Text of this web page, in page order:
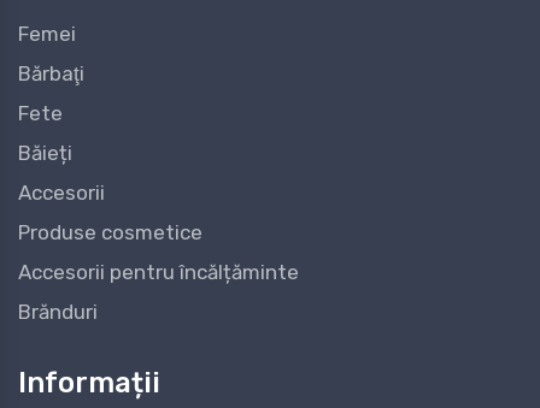
Femei
Bărbaţi
Fete
Băieți
Accesorii
Produse cosmetice
Accesorii pentru încălțăminte
Brănduri
Informații